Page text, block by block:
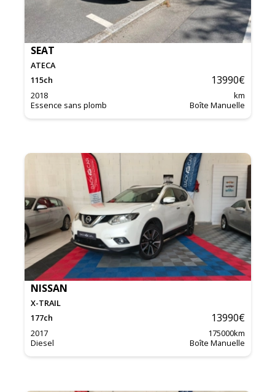
SEAT
ATECA
115ch 13990€
2018
km
Essence sans plomb
Boîte Manuelle
NISSAN
X-TRAIL
177ch 13990€
2017 175000km
Diesel
Boîte Manuelle